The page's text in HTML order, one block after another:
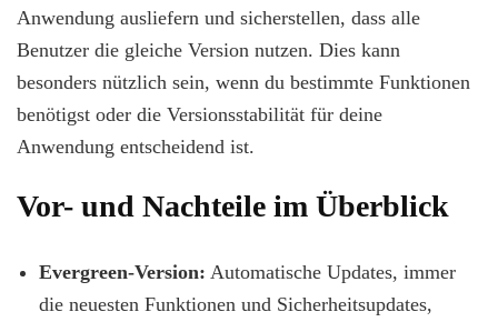
Anwendung ausliefern und sicherstellen, dass alle
Benutzer die gleiche Version nutzen. Dies kann
besonders nützlich sein, wenn du bestimmte Funktionen
benötigst oder die Versionsstabilität für deine
Anwendung entscheidend ist.
Vor- und Nachteile im Überblick
Evergreen-Version: Automatische Updates, immer
die neuesten Funktionen und Sicherheitsupdates,